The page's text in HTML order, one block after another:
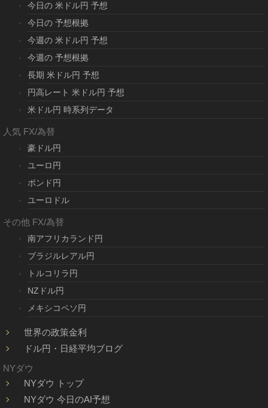
今日の 米ドル円 予想
今日の 予想根拠
今週の 米ドル円 予想
今週の 予想根拠
長期 米ドル円 予想
円高レート 米ドル円 予想
米ドル円 時系列データ
人気 FX/為替
豪ドル円
ユーロ円
ポンド円
ユーロドル
その他 FX/為替
南アフリカランド円
ブラジルレアル円
トルコリラ円
NZドル円
メキシコペソ円
世界の政策金利
ドル円・日経平均ブログ
NYダウ
NYダウ トップ
NYダウ 今日のAI予想